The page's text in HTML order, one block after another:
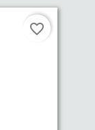
favorite_border